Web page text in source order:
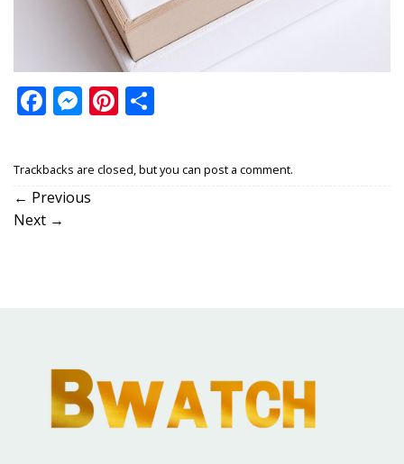
Facebook
Messenger
Pinterest
Trackbacks are closed, but you can post a comment.
← Previous
Next →